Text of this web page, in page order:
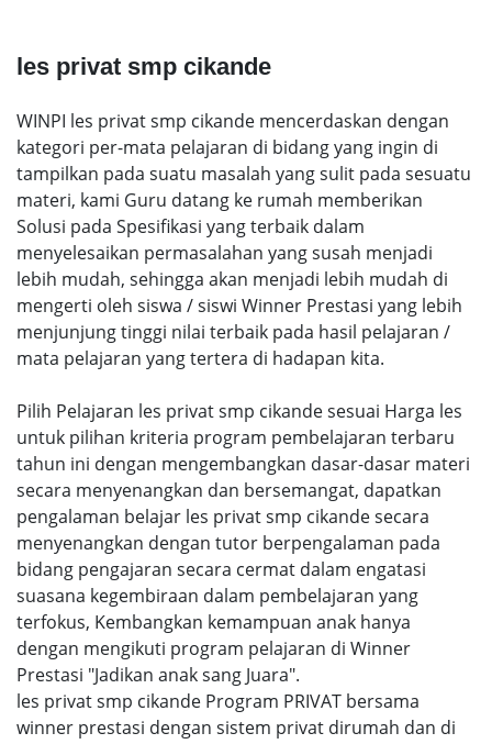
les privat smp cikande
WINPI les privat smp cikande mencerdaskan dengan
kategori per-mata pelajaran di bidang yang ingin di
tampilkan pada suatu masalah yang sulit pada sesuatu
materi, kami Guru datang ke rumah memberikan
Solusi pada Spesifikasi yang terbaik dalam
menyelesaikan permasalahan yang susah menjadi
lebih mudah, sehingga akan menjadi lebih mudah di
mengerti oleh siswa / siswi Winner Prestasi yang lebih
menjunjung tinggi nilai terbaik pada hasil pelajaran /
mata pelajaran yang tertera di hadapan kita.
Pilih Pelajaran les privat smp cikande sesuai Harga les
untuk pilihan kriteria program pembelajaran terbaru
tahun ini dengan mengembangkan dasar-dasar materi
secara menyenangkan dan bersemangat, dapatkan
pengalaman belajar les privat smp cikande secara
menyenangkan dengan tutor berpengalaman pada
bidang pengajaran secara cermat dalam engatasi
suasana kegembiraan dalam pembelajaran yang
terfokus, Kembangkan kemampuan anak hanya
dengan mengikuti program pelajaran di Winner
Prestasi "Jadikan anak sang Juara".
les privat smp cikande Program PRIVAT bersama
winner prestasi dengan sistem privat dirumah dan di